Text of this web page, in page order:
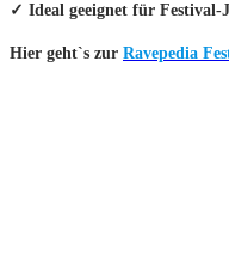
✓ Ideal geeignet für Festival-
Hier geht`s zur Ravepedia